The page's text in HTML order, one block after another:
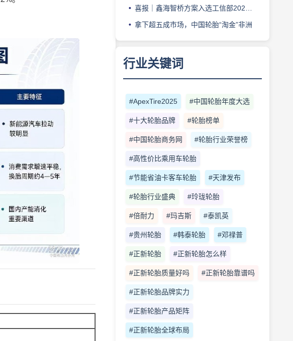
喜报｜鑫海智桥方案入选工信部2025工业互联网“链网协同”典型案例
拿下超五成市场，中国轮胎“淘金”非洲
行业关键词
#ApexTire2025 #中国轮胎年度大选
#十大轮胎品牌 #轮胎榜单
#中国轮胎商务网 #轮胎行业荣誉榜
#高性价比乘用车轮胎
#节能省油卡客车轮胎 #天津发布
#轮胎行业盛典 #玲珑轮胎
#倍耐力 #玛吉斯 #泰凯英
#贵州轮胎 #韩泰轮胎 #邓禄普
#正新轮胎 #正新轮胎怎么样
#正新轮胎质量好吗 #正新轮胎靠谱吗
#正新轮胎品牌实力
#正新轮胎产品矩阵
#正新轮胎全球布局